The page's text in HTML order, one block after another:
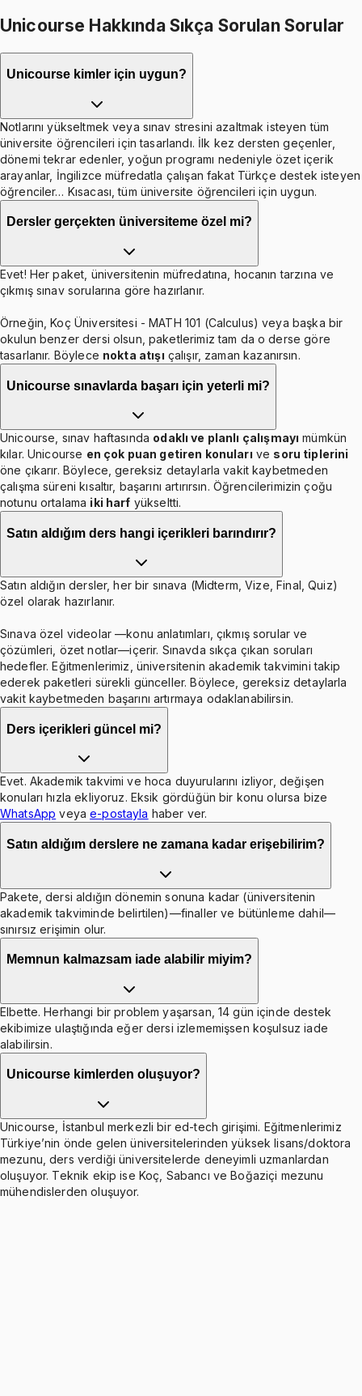
Unicourse Hakkında Sıkça Sorulan Sorular
Unicourse kimler için uygun?
Notlarını yükseltmek veya sınav stresini azaltmak isteyen tüm
üniversite öğrencileri için tasarlandı. İlk kez dersten geçenler,
dönemi tekrar edenler, yoğun programı nedeniyle özet içerik
arayanlar, İngilizce müfredatla çalışan fakat Türkçe destek isteyen
öğrenciler… Kısacası, tüm üniversite öğrencileri için uygun.
Dersler gerçekten üniversiteme özel mi?
Evet! Her paket, üniversitenin müfredatına, hocanın tarzına ve
çıkmış sınav sorularına göre hazırlanır.
Örneğin, Koç Üniversitesi - MATH 101 (Calculus) veya başka bir
okulun benzer dersi olsun, paketlerimiz tam da o derse göre
tasarlanır. Böylece nokta atışı çalışır, zaman kazanırsın.
Unicourse sınavlarda başarı için yeterli mi?
Unicourse, sınav haftasında odaklı ve planlı çalışmayı mümkün
kılar. Unicourse en çok puan getiren konuları ve soru tiplerini
öne çıkarır. Böylece, gereksiz detaylarla vakit kaybetmeden
çalışma süreni kısaltır, başarını artırırsın. Öğrencilerimizin çoğu
notunu ortalama iki harf yükseltti.
Satın aldığım ders hangi içerikleri barındırır?
Satın aldığın dersler, her bir sınava (Midterm, Vize, Final, Quiz)
özel olarak hazırlanır.
Sınava özel videolar —konu anlatımları, çıkmış sorular ve
çözümleri, özet notlar—içerir. Sınavda sıkça çıkan soruları
hedefler. Eğitmenlerimiz, üniversitenin akademik takvimini takip
ederek paketleri sürekli günceller. Böylece, gereksiz detaylarla
vakit kaybetmeden başarını artırmaya odaklanabilirsin.
Ders içerikleri güncel mi?
Evet. Akademik takvimi ve hoca duyurularını izliyor, değişen
konuları hızla ekliyoruz. Eksik gördüğün bir konu olursa bize
WhatsApp veya e-postayla haber ver.
Satın aldığım derslere ne zamana kadar erişebilirim?
Pakete, dersi aldığın dönemin sonuna kadar (üniversitenin
akademik takviminde belirtilen)—finaller ve bütünleme dahil—
sınırsız erişimin olur.
Memnun kalmazsam iade alabilir miyim?
Elbette. Herhangi bir problem yaşarsan, 14 gün içinde destek
ekibimize ulaştığında eğer dersi izlememişsen koşulsuz iade
alabilirsin.
Unicourse kimlerden oluşuyor?
Unicourse, İstanbul merkezli bir ed-tech girişimi. Eğitmenlerimiz
Türkiye’nin önde gelen üniversitelerinden yüksek lisans/doktora
mezunu, ders verdiği üniversitelerde deneyimli uzmanlardan
oluşuyor. Teknik ekip ise Koç, Sabancı ve Boğaziçi mezunu
mühendislerden oluşuyor.